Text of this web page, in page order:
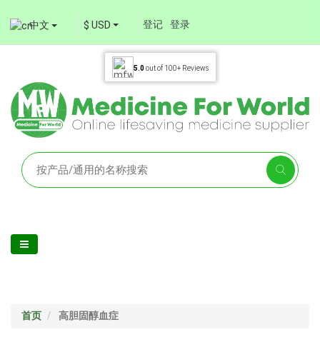
中文 $ USD 登记 登录
5.0out of 100+ Reviews
首页 高胆固醇血症